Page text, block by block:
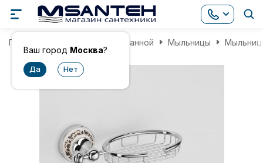
Ваш город Москва?
Главная Аксессуары для ванной Мыльницы